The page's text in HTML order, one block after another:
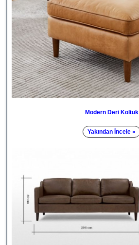
Modern Deri Koltuk
Yakından İncele »